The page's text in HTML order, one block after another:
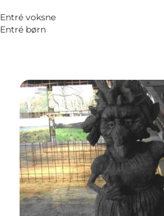
Entré voksne
Entré børn